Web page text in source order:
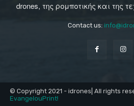
drones, της ρομποτικής και της
Contact us:
© Copyright 2021 - idrones| All rights
EvangelouPrint!